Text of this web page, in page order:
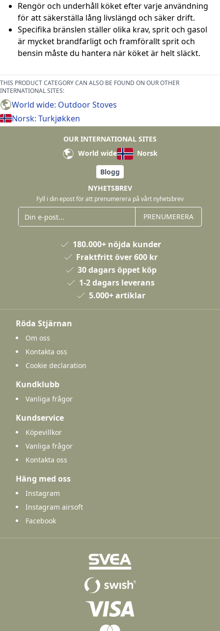
Rengör och underhåll köket efter varje användning
för att säkerställa lång livslängd och säker drift.
Specifika bränslen ställer olika krav, sprit och gasol
är mycket brandfarligt och framförallt sprit och
bensin måste du hantera när köket är helt släckt.
THIS PRODUCT CATEGORY CAN ALSO BE FOUND ON OUR OTHER
INTERNATIONAL SITES:
World wide: Outdoor Stoves
Norsk: Turkjøkken
OUR INTERNATIONAL SITES
World wide
Norsk
Blogg
NYHETSBREV
Fyll i din epost för att prenumerera på vårt nyhetsbrev
PRENUMERERA
180.000+ nöjda kunder
Fraktfritt över 600 kr
30 dagars öppet köp
1-2 dagars leverans
5.000+ artiklar
Röda Stjärnan
Om oss
Kontakta oss
Cookie declaration
Kundklubb
Vanliga frågor
Kundservice
Köpevillkor
Vanliga frågor
Kontakta oss
Häng med oss
Instagram
Instagram airsoft
Facebook